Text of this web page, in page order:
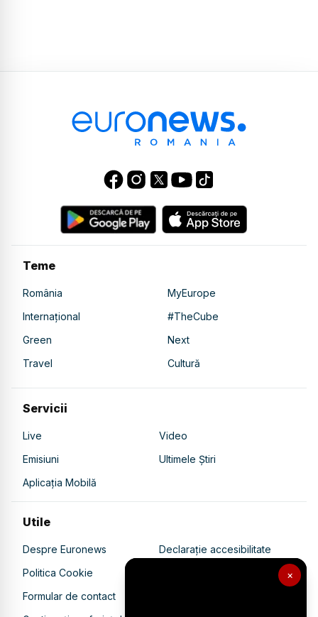
×
Teme
România
MyEurope
Internațional
#TheCube
Green
Next
Travel
Cultură
Servicii
Live
Video
Emisiuni
Ultimele Știri
Aplicația Mobilă
Utile
Despre Euronews
Declarație accesibilitate
Politica Cookie
Politica de confidențialitate
Formular de contact